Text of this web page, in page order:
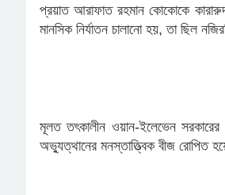
প্রয়াত আরাফাত রহমান কোকোকে
মানসিক নির্যাতন চালানো হয়, তা ছিল
মূলত তৎকালীন ওয়ান-ইলেভেন সরকারের
অভ্যুত্থানের মনস্তাত্ত্বিক বীজ রোপিত